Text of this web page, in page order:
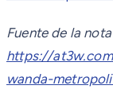
Fuente de la
https://
wanda-